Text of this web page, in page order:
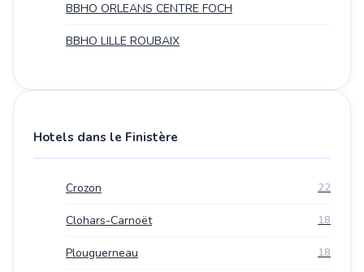
BBHO ORLEANS CENTRE FOCH
BBHO LILLE ROUBAIX
Hotels dans le Finistère
Crozon 22
Clohars-Carnoët 18
Plouguerneau 18